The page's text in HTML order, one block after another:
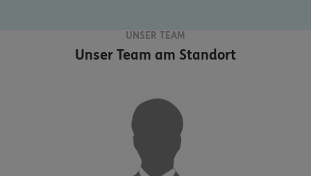
UNSER TEAM
Unser Team am Standort